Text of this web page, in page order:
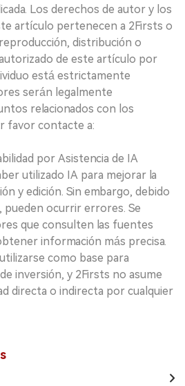
Los derechos de autor y los
artículo pertenecen a 2Firsts o
distribución o
de este artículo por
está estrictamente
serán legalmente
relacionados con los
favor contacte a:
por Asistencia de IA
utilizado IA para mejorar la
y edición. Sin embargo, debido
pueden ocurrir errores. Se
que consulten las fuentes
información más precisa.
como base para
inversión, y 2Firsts no asume
directa o indirecta por cualquier